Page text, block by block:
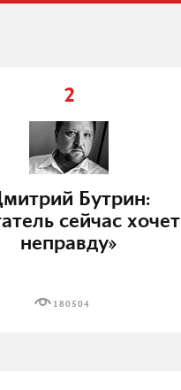
2
Бутрин:
сейчас хочет
неправду»
180504